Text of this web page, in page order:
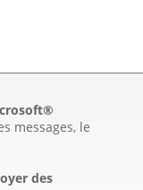
messages, le
des